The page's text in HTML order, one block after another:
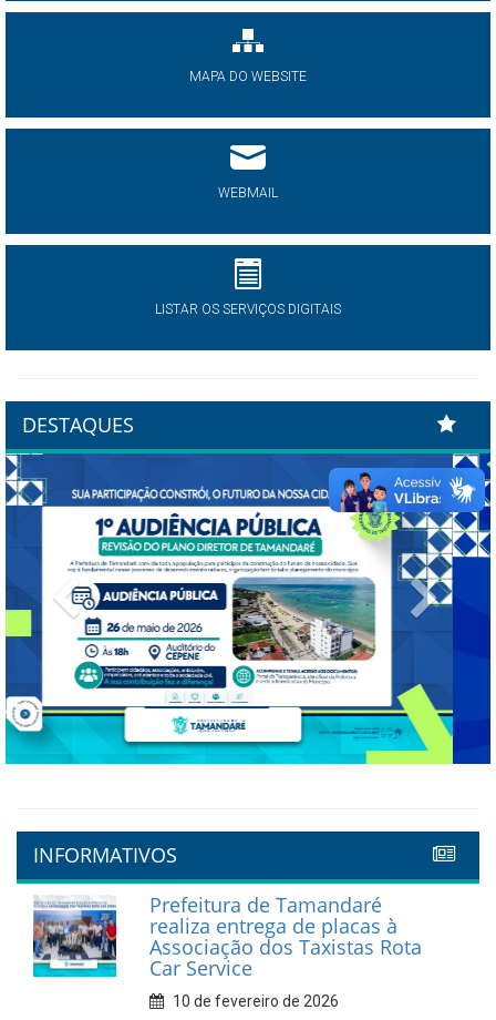
MAPA DO WEBSITE
WEBMAIL
LISTAR OS SERVIÇOS DIGITAIS
DESTAQUES
Previous Next